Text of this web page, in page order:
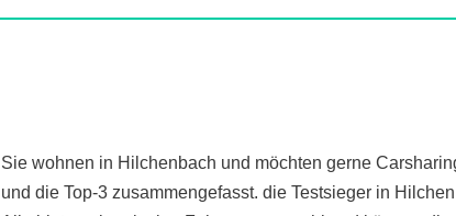
Sie wohnen in Hilchenbach und möchten gerne
und die Top-3 zusammengefasst. die Testsieger in